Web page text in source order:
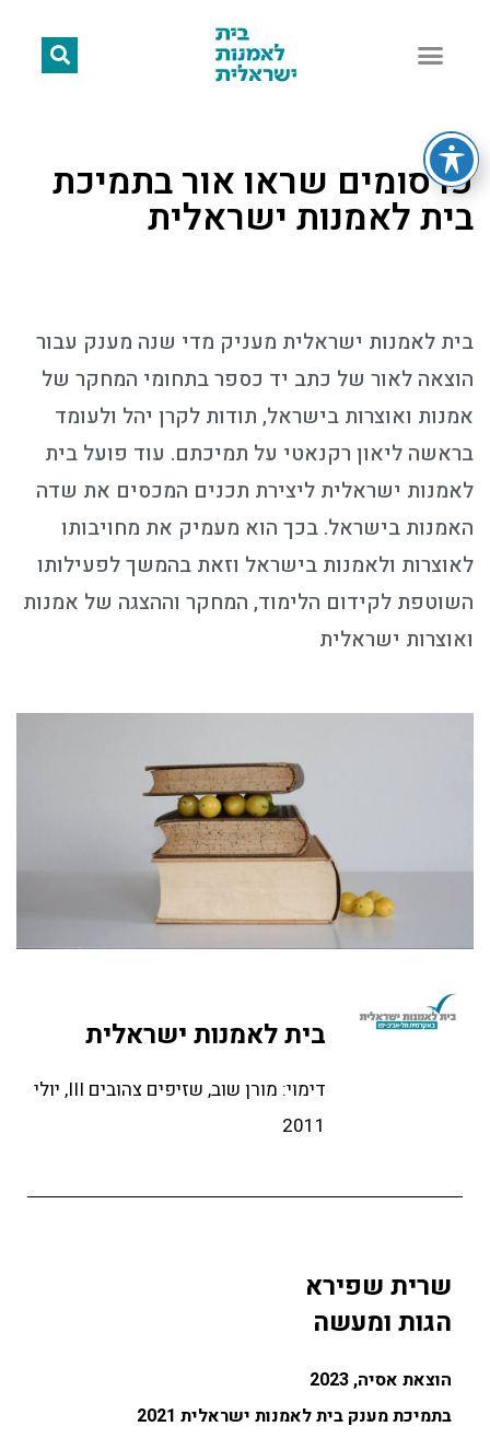
פרסומים שראו אור בתמיכת
בית לאמנות ישראלית
בית לאמנות ישראלית מעניק מדי שנה מענק עבור
הוצאה לאור של כתב יד כספר בתחומי המחקר של
אמנות ואוצרות בישראל, תודות לקרן יהל ולעומד
בראשה ליאון רקנאטי על תמיכתם. עוד פועל בית
לאמנות ישראלית ליצירת תכנים המכסים את שדה
האמנות בישראל. בכך הוא מעמיק את מחויבותו
לאוצרות ולאמנות בישראל וזאת בהמשך לפעילותו
השוטפת לקידום הלימוד, המחקר וההצגה של אמנות
ואוצרות ישראלית
בית לאמנות ישראלית
דימוי: מורן שוב, שזיפים צהובים III, יולי
2011
שרית שפירא
הגות ומעשה
הוצאת אסיה, 2023
בתמיכת מענק בית לאמנות ישראלית 2021